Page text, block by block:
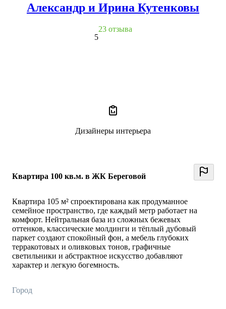
Квартира 100 кв.м. в ЖК Береговой
Квартира 105 м² спроектирована как продуманное
семейное пространство, где каждый метр работает на
комфорт. Нейтральная база из сложных бежевых
оттенков, классические молдинги и тёплый дубовый
паркет создают спокойный фон, а мебель глубоких
терракотовых и оливковых тонов, графичные
светильники и абстрактное искусство добавляют
характер и легкую богемность.
Город
Александр и Ирина Кутенковы
5
23 отзыва
Дизайнеры интерьера